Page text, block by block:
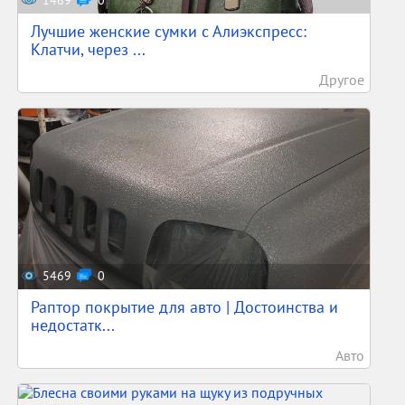
Лучшие женские сумки с Алиэкспресс:
Клатчи, через ...
Другое
5469 0
Раптор покрытие для авто | Достоинства и
недостатк...
Авто